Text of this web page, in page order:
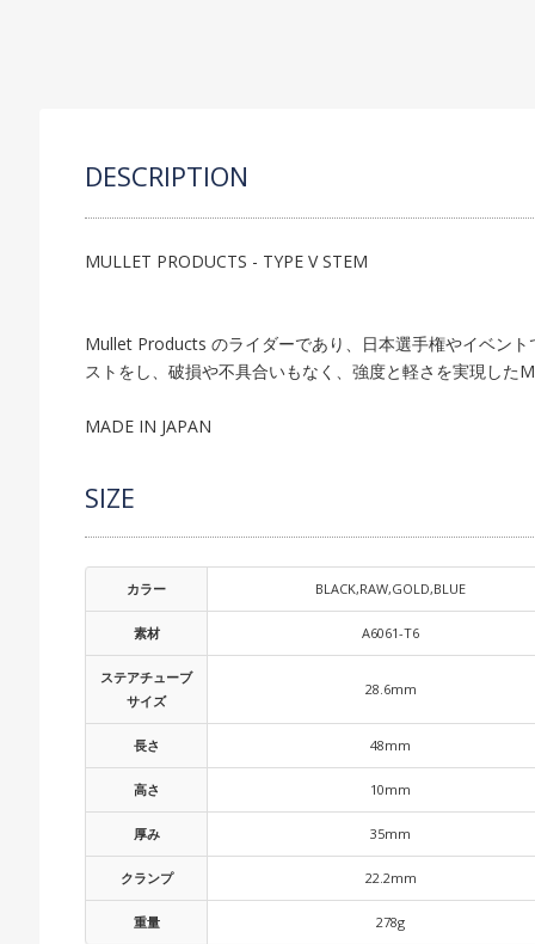
DESCRIPTION
MULLET PRODUCTS - TYPE V STEM
Mullet Products のライダーであり、日本選手権やイベン
ストをし、破損や不具合いもなく、強度と軽さを実現し
MADE IN JAPAN
SIZE
カラー BLACK,RAW,GOLD,BLUE
素材 A6061-T6
ステアチューブ
サイズ
28.6mm
長さ 48mm
高さ 10mm
厚み 35mm
クランプ 22.2mm
重量 278g